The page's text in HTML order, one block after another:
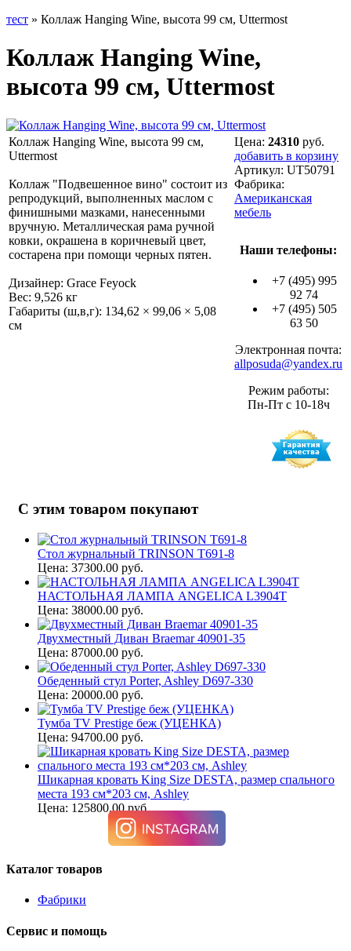
тест » Коллаж Hanging Wine, высота 99 см, Uttermost
Коллаж Hanging Wine,
высота 99 см, Uttermost
Коллаж Hanging Wine, высота 99 см,
Uttermost
Коллаж "Подвешенное вино" состоит из
репродукций, выполненных маслом с
финишными мазками, нанесенными
вручную. Металлическая рама ручной
ковки, окрашена в коричневый цвет,
состарена при помощи черных пятен.
Дизайнер: Grace Feyock
Вес: 9,526 кг
Габариты (ш,в,г): 134,62 × 99,06 × 5,08
см
Цена: 24310 руб.
добавить в корзину
Артикул: UT50791
Фабрика:
Американская
мебель
Наши телефоны:
+7 (495) 995
92 74
+7 (495) 505
63 50
Электронная почта:
allposuda@yandex.ru
Режим работы:
Пн-Пт с 10-18ч
С этим товаром покупают
Стол журнальный TRINSON T691-8
Цена: 37300.00 руб.
НАСТОЛЬНАЯ ЛАМПА ANGELICA L3904T
Цена: 38000.00 руб.
Двухместный Диван Braemar 40901-35
Цена: 87000.00 руб.
Обеденный стул Porter, Ashley D697-330
Цена: 20000.00 руб.
Тумба TV Prestige беж (УЦЕНКА)
Цена: 94700.00 руб.
Шикарная кровать King Size DESTA, размер спального
места 193 см*203 см, Ashley
Цена: 125800.00 руб.
Каталог товаров
Фабрики
Сервис и помощь